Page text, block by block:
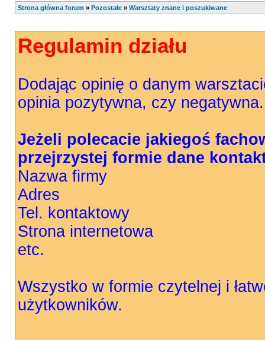
Strona główna forum » Pozostałe » Warsztaty znane i poszukiwane
Regulamin działu
Dodając opinię o danym
opinia pozytywna, czy negatywna.
Jeżeli polecacie jakiegoś
przejrzystej formie dane
Nazwa firmy
Adres
Tel. kontaktowy
Strona internetowa
etc.
Wszystko w formie czytelnej i
użytkowników.